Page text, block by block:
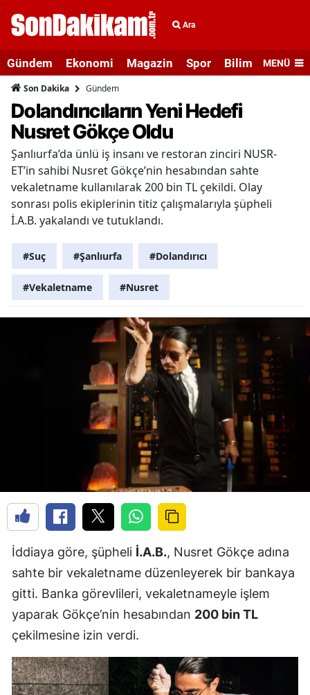
Ara
Gündem Ekonomi Magazin Spor Bilim veMENÜ
Son Dakika Gündem
Dolandırıcıların Yeni Hedefi
Nusret Gökçe Oldu
Şanlıurfa’da ünlü iş insanı ve restoran zinciri NUSR-
ET’in sahibi Nusret Gökçe’nin hesabından sahte
vekaletname kullanılarak 200 bin TL çekildi. Olay
sonrası polis ekiplerinin titiz çalışmalarıyla şüpheli
İ.A.B. yakalandı ve tutuklandı.
#Suç #Şanlıurfa #Dolandırıcı
#Vekaletname #Nusret
İddiaya göre, şüpheli İ.A.B., Nusret Gökçe adına
sahte bir vekaletname düzenleyerek bir bankaya
gitti. Banka görevlileri, vekaletnameyle işlem
yaparak Gökçe’nin hesabından 200 bin TL
çekilmesine izin verdi.